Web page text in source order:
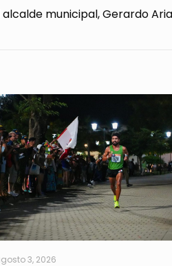
municipal, Gerardo
3, 2026